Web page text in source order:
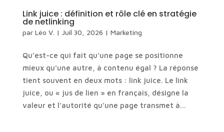
Link juice : définition et rôle clé en stratégie
de netlinking
par Léo V. | Juil 30, 2026 | Marketing
Qu’est-ce qui fait qu’une page se positionne
mieux qu’une autre, à contenu égal ? La réponse
tient souvent en deux mots : link juice. Le link
juice, ou « jus de lien » en français, désigne la
valeur et l’autorité qu’une page transmet à...